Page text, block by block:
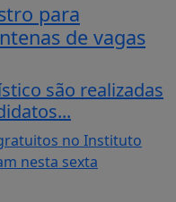
para
de vagas
são realizadas